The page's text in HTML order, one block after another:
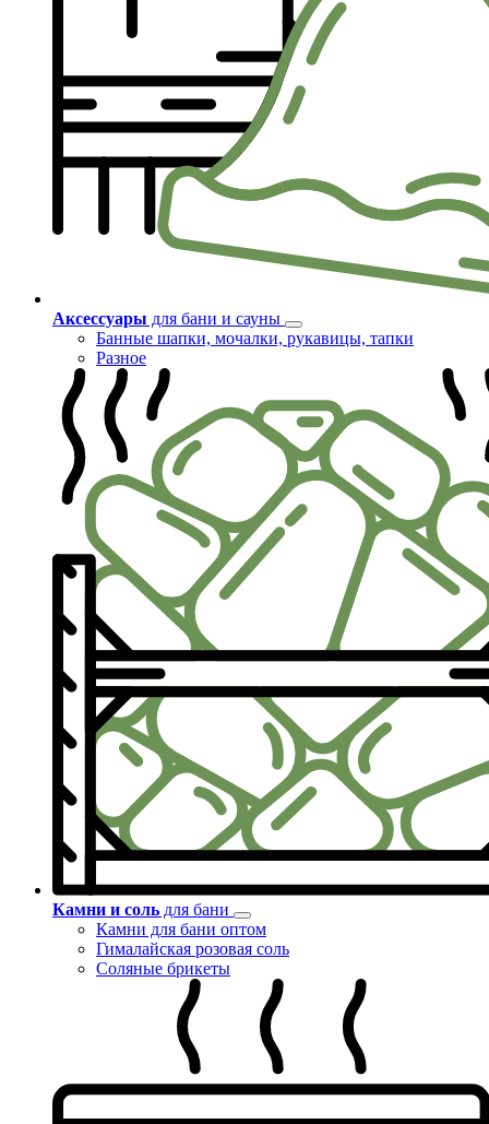
Аксессуары для бани и сауны
Банные шапки, мочалки, рукавицы, тапки
Разное
Камни и соль для бани
Камни для бани оптом
Гималайская розовая соль
Соляные брикеты